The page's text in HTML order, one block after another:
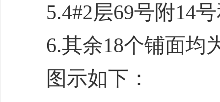
5.4#2层69号附14
6.其余18个铺面均
图示如下：